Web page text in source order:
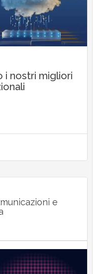
i nostri migliori
e